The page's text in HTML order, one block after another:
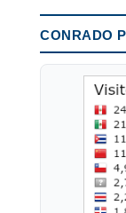
CONRADO